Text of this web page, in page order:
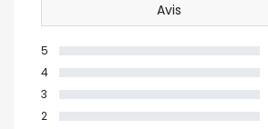
Avis
5
4
3
2